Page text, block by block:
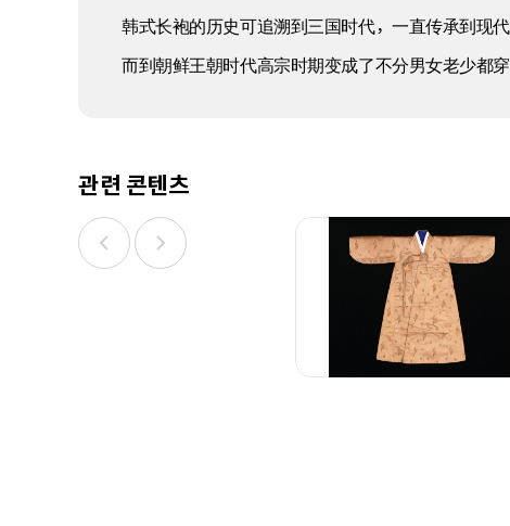
韩式长袍的历史可追溯到三国时代，一直传承到现
而到朝鲜王朝时代高宗时期变成了不分男女老少都穿
관련 콘텐츠